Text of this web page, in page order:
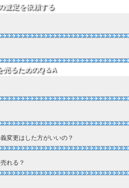
査定を依頼する
売るためのQ＆A
変更はした方がいいの？
れる？